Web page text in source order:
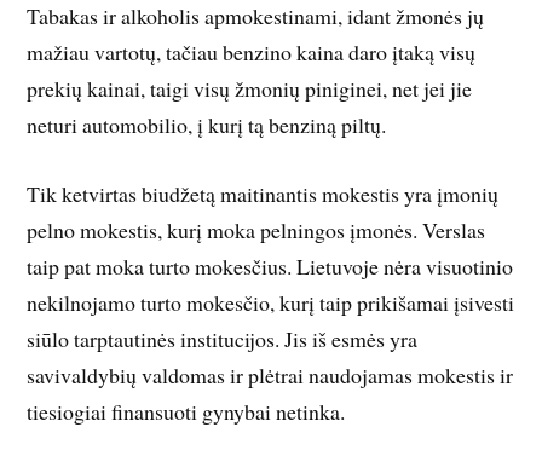
Tabakas ir alkoholis apmokestinami, idant žmonės jų
mažiau vartotų, tačiau benzino kaina daro įtaką visų
prekių kainai, taigi visų žmonių piniginei, net jei jie
neturi automobilio, į kurį tą benziną piltų.
Tik ketvirtas biudžetą maitinantis mokestis yra įmonių
pelno mokestis, kurį moka pelningos įmonės. Verslas
taip pat moka turto mokesčius. Lietuvoje nėra visuotinio
nekilnojamo turto mokesčio, kurį taip prikišamai įsivesti
siūlo tarptautinės institucijos. Jis iš esmės yra
savivaldybių valdomas ir plėtrai naudojamas mokestis ir
tiesiogiai finansuoti gynybai netinka.